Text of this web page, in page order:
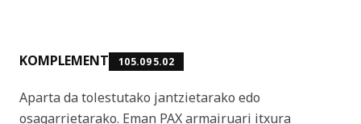
KOMPLEMENT 105.095.02
Aparta da tolestutako jantzietarako edo
osagarrietarako. Eman PAX armairuari itxura